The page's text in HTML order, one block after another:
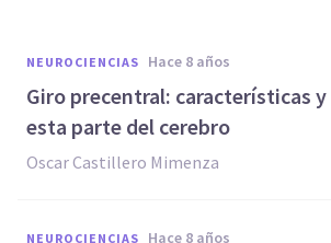
NEUROCIENCIAS hace 8 años
Giro precentral: características
esta parte del cerebro
Oscar Castillero Mimenza
NEUROCIENCIAS hace 8 años